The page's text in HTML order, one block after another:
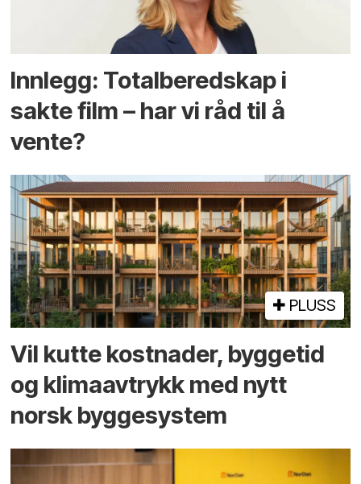
Innlegg: Totalberedskap i
sakte film – har vi råd til å
vente?
PLUSS
Vil kutte kostnader, byggetid
og klima­avtrykk med nytt
norsk bygge­system